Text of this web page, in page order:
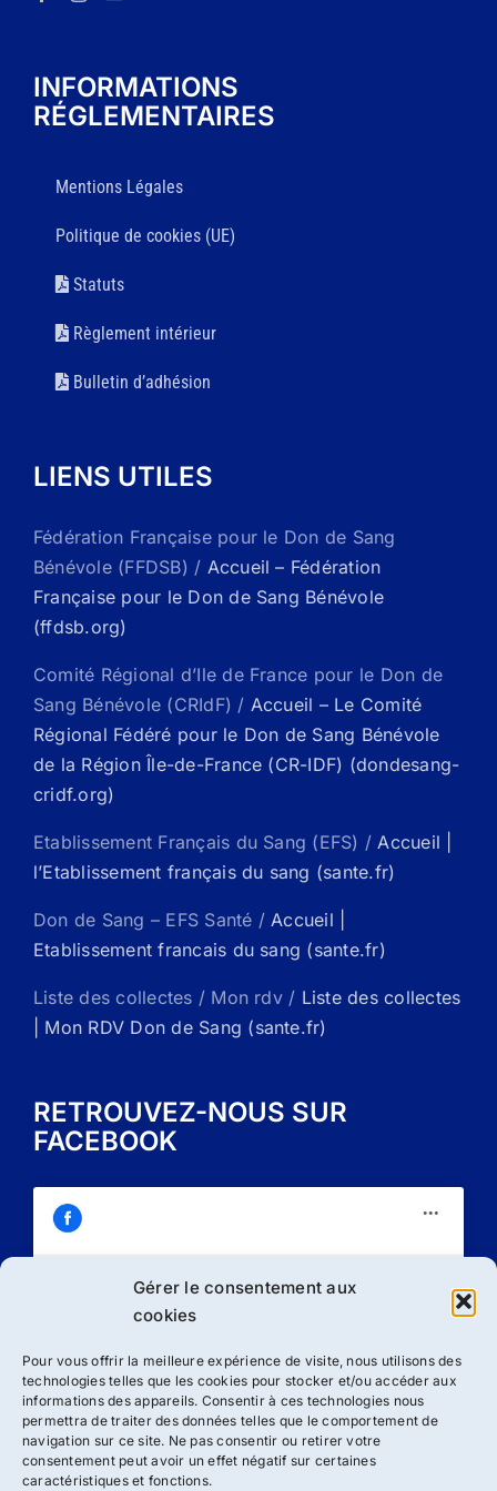
Gérer le consentement aux
cookies
Pour vous offrir la meilleure expérience de visite, nous utilisons des
technologies telles que les cookies pour stocker et/ou accéder aux
informations des appareils. Consentir à ces technologies nous
permettra de traiter des données telles que le comportement de
navigation sur ce site. Ne pas consentir ou retirer votre
consentement peut avoir un effet négatif sur certaines
caractéristiques et fonctions.
INFORMATIONS
RÉGLEMENTAIRES
Mentions Légales
Politique de cookies (UE)
Statuts
Règlement intérieur
Bulletin d’adhésion
LIENS UTILES
Fédération Française pour le Don de Sang
Bénévole (FFDSB) / Accueil – Fédération
Française pour le Don de Sang Bénévole
(ffdsb.org)
Comité Régional d’Ile de France pour le Don de
Sang Bénévole (CRIdF) / Accueil – Le Comité
Régional Fédéré pour le Don de Sang Bénévole
de la Région Île-de-France (CR-IDF) (dondesang-
cridf.org)
Etablissement Français du Sang (EFS) /Accueil |
l’Etablissement français du sang (sante.fr)
Don de Sang – EFS Santé /Accueil |
Etablissement francais du sang (sante.fr)
Liste des collectes / Mon rdv / Liste des collectes
| Mon RDV Don de Sang (sante.fr)
RETROUVEZ-NOUS SUR
FACEBOOK
Cliquez sur « J’accepte » pour activer
J’accepte